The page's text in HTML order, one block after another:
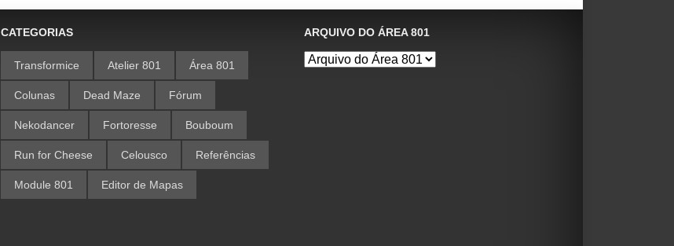
CATEGORIAS
Transformice Atelier 801 Área 801
Colunas Dead Maze Fórum
Nekodancer Fortoresse Bouboum
Run for Cheese Celousco Referências
Module 801 Editor de Mapas
ARQUIVO DO ÁREA 801